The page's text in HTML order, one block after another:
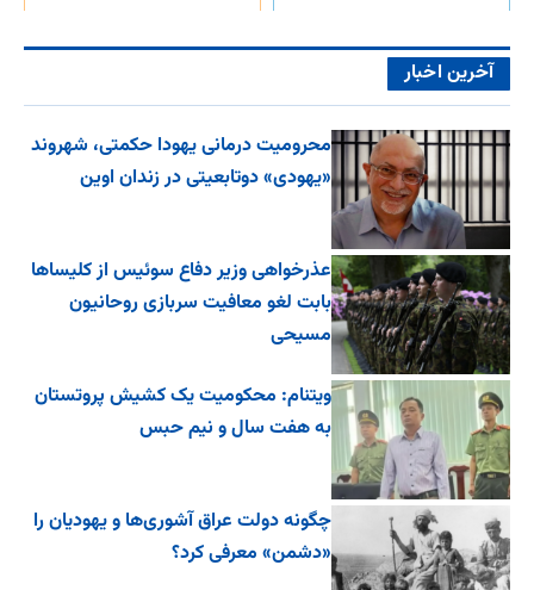
آخرین اخبار
محرومیت درمانی یهودا حکمتی، شهروند
«یهودی» دوتابعیتی در زندان اوین
عذرخواهی وزیر دفاع سوئیس از کلیساها
بابت لغو معافیت سربازی روحانیون
مسیحی
ویتنام: محکومیت یک کشیش پروتستان
به هفت سال و نیم حبس
چگونه دولت عراق آشوری‌ها و یهودیان را
«دشمن» معرفی کرد؟